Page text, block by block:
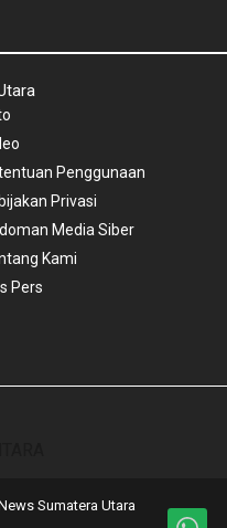
Penggunaan
Privasi
Media Siber
Kami
Pers
Sumatera Utara